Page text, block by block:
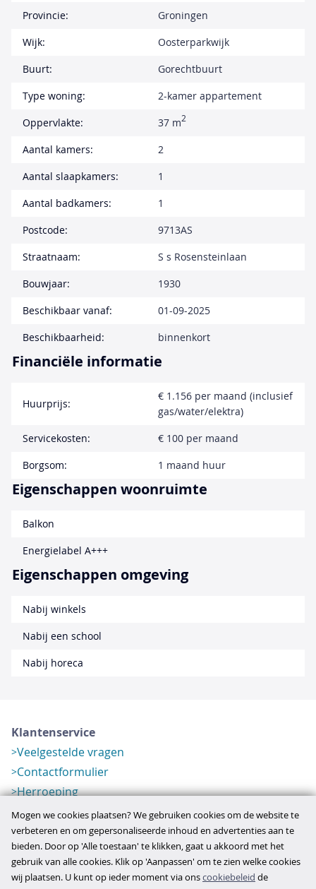
Provincie:
Groningen
Wijk:
Oosterparkwijk
Buurt:
Gorechtbuurt
Type woning:
2-kamer appartement
Oppervlakte:
37 m2
Aantal kamers:
2
Aantal slaapkamers:
1
Aantal badkamers:
1
Postcode:
9713AS
Straatnaam:
S s Rosensteinlaan
Bouwjaar:
1930
Beschikbaar vanaf:
01-09-2025
Beschikbaarheid:
binnenkort
Financiële informatie
Huurprijs:
€ 1.156 per maand (inclusief
gas/water/elektra)
Servicekosten:
€ 100 per maand
Borgsom:
1 maand huur
Eigenschappen woonruimte
Balkon
Energielabel A+++
Eigenschappen omgeving
Nabij winkels
Nabij een school
Nabij horeca
Klantenservice
Veelgestelde vragen
Contactformulier
Herroeping
Over ons
Bedrijfsgegevens
Werkwijze
Overzichten
Mogen we cookies plaatsen? We gebruiken cookies om de website te
verbeteren en om gepersonaliseerde inhoud en advertenties aan te
bieden. Door op 'Alle toestaan' te klikken, gaat u akkoord met het
gebruik van alle cookies. Klik op 'Aanpassen' om te zien welke cookies
wij plaatsen. U kunt op ieder moment via onscookiebeleid de